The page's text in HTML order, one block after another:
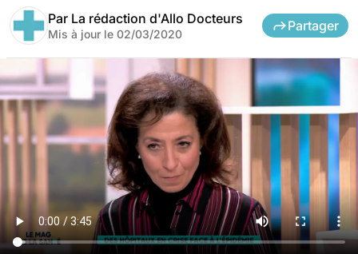
Par La rédaction d'Allo Docteurs
Mis à jour le 02/03/2020
Partager